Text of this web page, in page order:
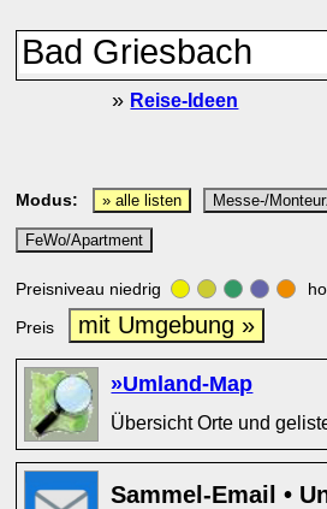
» Reise-Ideen
Modus: » alle listen Messe-/
FeWo/Apartment
Preisniveau niedrig
Preis
mit Umgebung »
»Umland-Map
Übersicht Orte und
Sammel-Email •